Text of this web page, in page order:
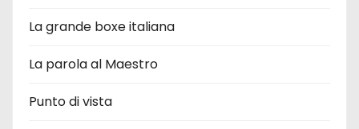
La grande boxe italiana
La parola al Maestro
Punto di vista